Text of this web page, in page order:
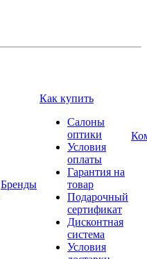
Бренды
Как купить
Салоны
оптики
Условия
оплаты
Гарантия на
товар
Подарочный
сертификат
Дисконтная
система
Условия